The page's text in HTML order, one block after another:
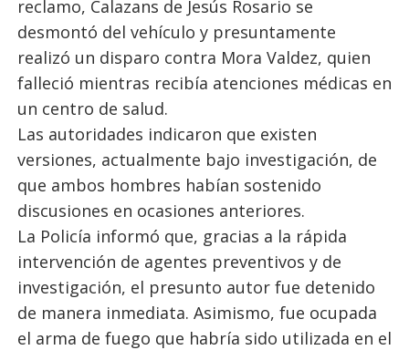
reclamo, Calazans de Jesús Rosario se
desmontó del vehículo y presuntamente
realizó un disparo contra Mora Valdez, quien
falleció mientras recibía atenciones médicas en
un centro de salud.
Las autoridades indicaron que existen
versiones, actualmente bajo investigación, de
que ambos hombres habían sostenido
discusiones en ocasiones anteriores.
La Policía informó que, gracias a la rápida
intervención de agentes preventivos y de
investigación, el presunto autor fue detenido
de manera inmediata. Asimismo, fue ocupada
el arma de fuego que habría sido utilizada en el